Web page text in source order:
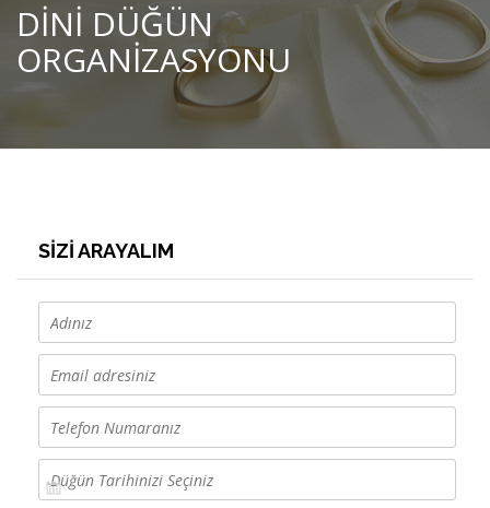
DİNİ DÜĞÜN
ORGANİZASYONU
SİZİ ARAYALIM